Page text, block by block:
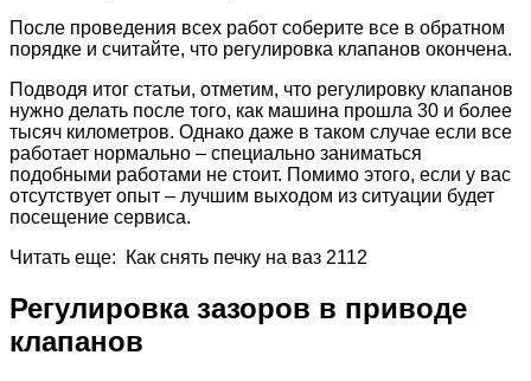
После проведения всех работ соберите все в обратном
порядке и считайте, что регулировка клапанов окончена.
Подводя итог статьи, отметим, что регулировку клапанов
нужно делать после того, как машина прошла 30 и более
тысяч километров. Однако даже в таком случае если все
работает нормально – специально заниматься
подобными работами не стоит. Помимо этого, если у вас
отсутствует опыт – лучшим выходом из ситуации будет
посещение сервиса.
Читать еще: Как снять печку на ваз 2112
Регулировка зазоров в приводе
клапанов